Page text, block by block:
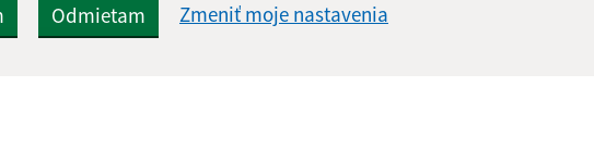
Odmietam Zmeniť moje nastavenia